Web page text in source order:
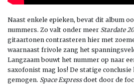
Naast enkele epieken, bevat dit album
nummers. Zo valt onder meer Stardate
gitaartonen contrasteren hier met
waarnaast frivole zang het
Langzaam bouwt het nummer op naar
saxofonist mag los! De statige
gemogen. Space Expressdoet door de